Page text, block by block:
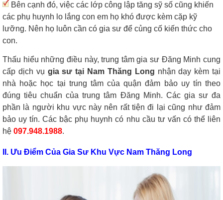
Bên cạnh đó, việc các lớp công lập tăng sỹ số cũng khiến
các phụ huynh lo lắng con em họ khó được kèm cặp kỹ
lưỡng. Nên họ luôn cần có gia sư để củng cố kiến thức cho
con.
Thấu hiểu những điều này, trung tâm gia sư Đăng Minh cung
cấp dịch vụ gia sư tại Nam Thăng Long nhận dạy kèm tại
nhà hoặc học tại trung tâm của quận đảm bảo uy tín theo
đúng tiêu chuẩn của trung tâm Đăng Minh. Các gia sư đa
phần là người khu vực này nên rất tiện đi lại cũng như đảm
bảo uy tín. Các bậc phụ huynh có nhu cầu tư vấn có thể liên
hệ 097.948.1988.
II. Ưu Điểm Của Gia Sư Khu Vực Nam Thăng Long